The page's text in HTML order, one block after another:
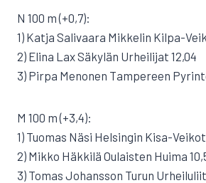
N 100 m (+0,7):
1) Katja Salivaara Mikkelin Kilpa-
2) Elina Lax Säkylän Urheilijat 12,04
3) Pirpa Menonen Tampereen
M 100 m (+3,4):
1) Tuomas Näsi Helsingin Kisa-Veikot
2) Mikko Häkkilä Oulaisten Huima
3) Tomas Johansson Turun